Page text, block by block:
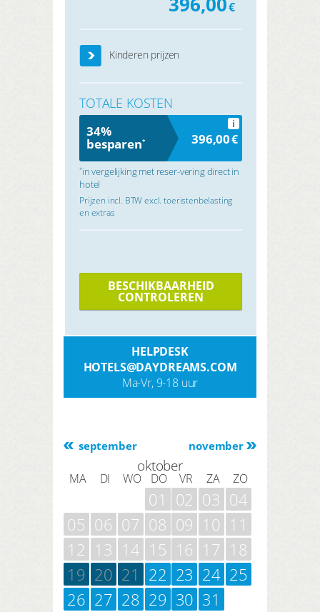
€
Kinderen prijzen
TOTALE KOSTEN
34%
besparen*
i
396,00€
*in vergelijking met reser-vering direct in
hotel
Prijzen incl. BTW excl. toeristenbelasting
en extras
BESCHIKBAARHEID
CONTROLEREN
HELPDESK
HOTELS@DAYDREAMS.COM
Ma-Vr, 9-18 uur
november
september
oktober
MA DI WO DO VR ZA ZO
01 02 03 04
05 06 07 08 09 10 11
12 13 14 15 16 17 18
19 20 21 22 23 24 25
26 27 28 29 30 31